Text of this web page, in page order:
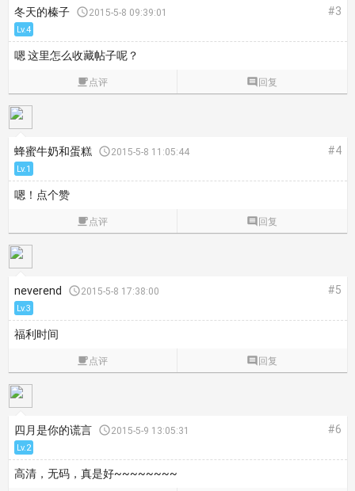
冬天的榛子 2015-5-8 09:39:01 #3
Lv.4
嗯 这里怎么收藏帖子呢？
点评  回复
蜂蜜牛奶和蛋糕 2015-5-8 11:05:44 #4
Lv.1
嗯！点个赞
点评  回复
neverend 2015-5-8 17:38:00 #5
Lv.3
福利时间
点评  回复
四月是你的谎言 2015-5-9 13:05:31 #6
Lv.2
高清，无码，真是好~~~~~~~~